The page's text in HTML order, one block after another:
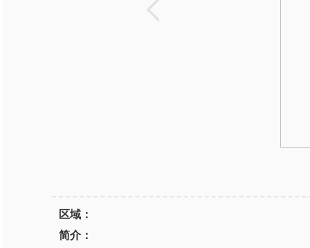
区域：
简介：